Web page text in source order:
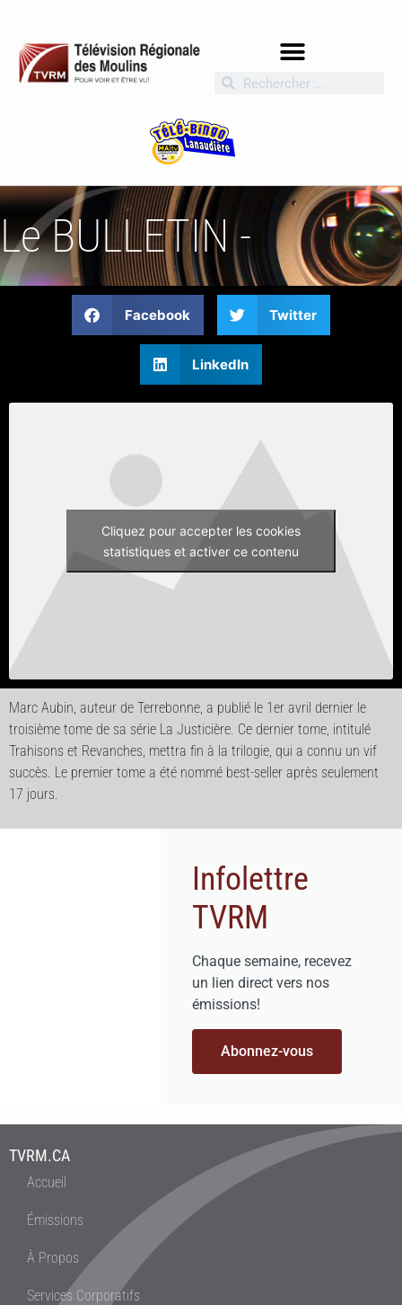
Le BULLETIN -
Facebook Twitter
LinkedIn
Cliquez pour accepter les cookies
statistiques et activer ce contenu
Marc Aubin, auteur de Terrebonne, a publié le 1er avril dernier le
troisième tome de sa série La Justicière. Ce dernier tome, intitulé
Trahisons et Revanches, mettra fin à la trilogie, qui a connu un vif
succès. Le premier tome a été nommé best-seller après seulement
17 jours.
Infolettre
TVRM
Chaque semaine, recevez
un lien direct vers nos
émissions!
Abonnez-vous
TVRM.CA
Accueil
Émissions
À Propos
Services Corporatifs